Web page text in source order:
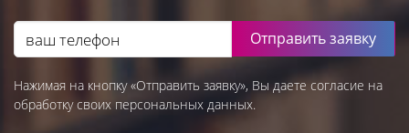
Отправить заявку
Нажимая на кнопку «Отправить заявку», Вы даете согласие на
обработку своих персональных данных.